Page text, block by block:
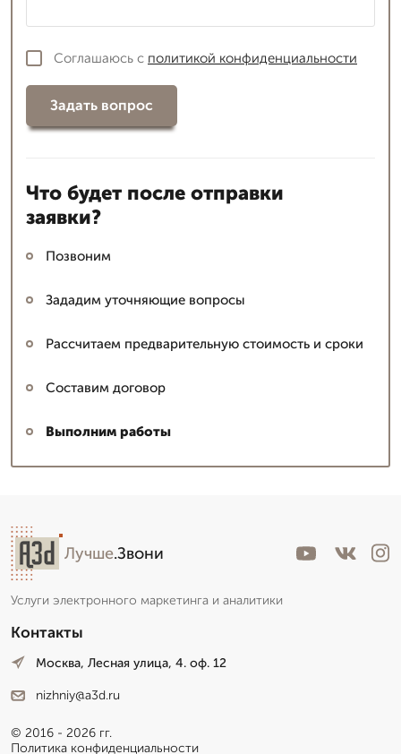
Соглашаюсь с политикой конфиденциальности
Задать вопрос
Что будет после отправки
заявки?
Позвоним
Зададим уточняющие вопросы
Рассчитаем предварительную стоимость и сроки
Составим договор
Выполним работы
Лучше.Звони
Услуги электронного маркетинга и аналитики
Контакты
Москва, Лесная улица, 4. оф. 12
nizhniy@a3d.ru
© 2016 - 2026 гг.
Политика конфиденциальности